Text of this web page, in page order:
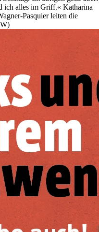
ich alles im Griff.« Katharina
Pasquier leiten die